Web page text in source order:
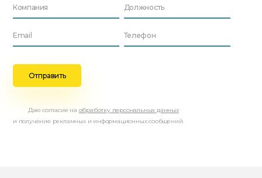
Даю согласие на обработку персональных данных
и получение рекламных и информационных сообщений.